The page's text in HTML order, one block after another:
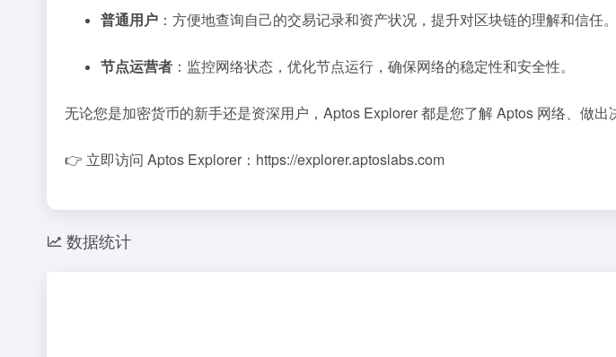
普通用户 ： 方便地查询自己的交易记录和资产状况，提升对区块链的理解和信任。
节点运营者 ： 监控网络状态，优化节点运行，确保网络的稳定性和安全性。
无论您是加密货币的新手还是资深用户，Aptos Explorer 都是您了解 Aptos 网络、做出
👉 立即访问 Aptos Explorer： https://explorer.aptoslabs.com
数据统计